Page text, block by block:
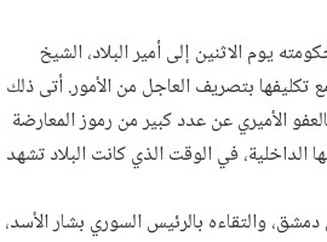
يوم الاثنين إلى أمير البلاد، الشيخ
تكليفها بتصريف العاجل من الأمور. أتى ذلك
الأميري عن عدد كبير من رموز المعارضة
الداخلية، في الوقت الذي كانت البلاد تشهد
والتقاءه بالرئيس السوري بشار الأسد،